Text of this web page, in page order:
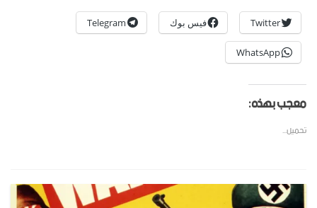
Twitter فيس بوك Telegram
WhatsApp
معجب بهذه:
تحميل...